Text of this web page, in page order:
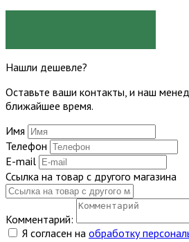
Нашли дешевле?
Оставьте ваши контакты, и наш
ближайшее время.
Имя
Телефон
E-mail
Ссылка на товар с другого магазина
Комментарий:
Я согласен на обработку